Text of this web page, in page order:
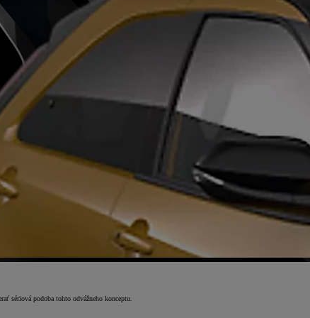
sériová podoba tohto odvážneho konceptu.